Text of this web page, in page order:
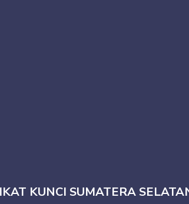
KUNCI SUMATERA